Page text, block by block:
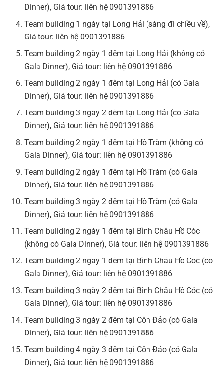
Dinner), Giá tour: liên hệ 0901391886
Team building 1 ngày tại Long Hải (sáng đi chiều về),
Giá tour: liên hệ 0901391886
Team building 2 ngày 1 đêm tại Long Hải (không có
Gala Dinner), Giá tour: liên hệ 0901391886
Team building 2 ngày 1 đêm tại Long Hải (có Gala
Dinner), Giá tour: liên hệ 0901391886
Team building 3 ngày 2 đêm tại Long Hải (có Gala
Dinner), Giá tour: liên hệ 0901391886
Team building 2 ngày 1 đêm tại Hồ Tràm (không có
Gala Dinner), Giá tour: liên hệ 0901391886
Team building 2 ngày 1 đêm tại Hồ Tràm (có Gala
Dinner), Giá tour: liên hệ 0901391886
Team building 3 ngày 2 đêm tại Hồ Tràm (có Gala
Dinner), Giá tour: liên hệ 0901391886
Team building 2 ngày 1 đêm tại Bình Châu Hồ Cóc
(không có Gala Dinner), Giá tour: liên hệ 0901391886
Team building 2 ngày 1 đêm tại Bình Châu Hồ Cóc (có
Gala Dinner), Giá tour: liên hệ 0901391886
Team building 3 ngày 2 đêm tại Bình Châu Hồ Cóc (có
Gala Dinner), Giá tour: liên hệ 0901391886
Team building 3 ngày 2 đêm tại Côn Đảo (có Gala
Dinner), Giá tour: liên hệ 0901391886
Team building 4 ngày 3 đêm tại Côn Đảo (có Gala
Dinner), Giá tour: liên hệ 0901391886